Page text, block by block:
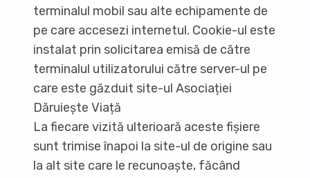
terminalul mobil sau alte echipamente de
pe care accesezi internetul. Cookie-ul este
instalat prin solicitarea emisă de către
terminalul utilizatorului către server-ul pe
care este găzduit site-ul Asociației
Dăruiește Viață
La fiecare vizită ulterioară aceste fișiere
sunt trimise înapoi la site-ul de origine sau
la alt site care le recunoaște, făcând